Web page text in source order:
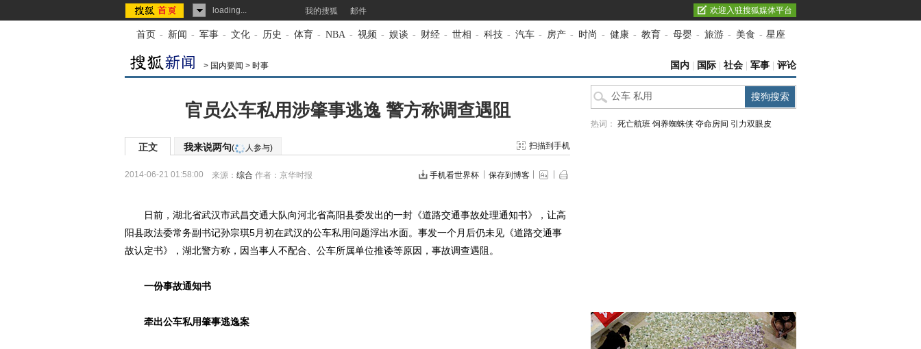
loading... 我的搜狐 邮件 欢迎入驻搜狐媒体平台
首页 - 新闻 - 军事 - 文化 - 历史 - 体育 - NBA - 视频 - 娱谈 - 财经 - 世相 - 科技 - 汽车 - 房产 - 时尚 - 健康 - 教育 - 母婴 - 旅游 - 美食 - 星座
> 国内要闻 > 时事 国内 国际 社会 军事 评论
官员公车私用涉肇事逃逸 警方称调查遇阻
正文 我来说两句( 人参与) 扫描到手机
2014-06-21 01:58:00 来源： 综合 作者：京华时报 手机看世界杯 保存到博客
日前，湖北省武汉市武昌交通大队向河北省高阳县委发出的一封《道路交通事故处理通知书》，让高
阳县政法委常务副书记孙宗琪5月初在武汉的公车私用问题浮出水面。事发一个月后仍未见《道路交通事
故认定书》，湖北警方称，因当事人不配合、公车所属单位推诿等原因，事故调查遇阻。
一份事故通知书
牵出公车私用肇事逃逸案
热词： 死亡航班 饲养蜘蛛侠 夺命房间 引力双眼皮